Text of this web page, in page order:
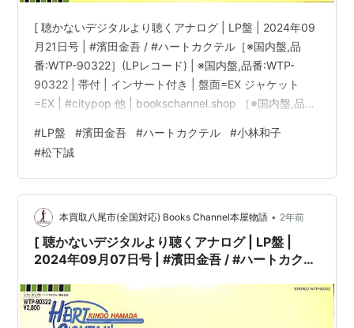
[ 聴かないデジタルより聴くアナログ | LP盤 | 2024年09
月21日号 | #濱田金吾 / #ハートカクテル［※国内盤,品
番:WTP-90322］(LPレコード) | ※国内盤,品番:WTP-
90322 | 帯付 | インサート付き | 盤面=EX ジャケット
=EX | #citypop 他 | bookschannel.shop ［※国内盤,品
傷み有]［盤面=EX］［ジャケット=EX]［※保護内袋を新
品交換して配送致します］※［店舗併売の為、時間差で売
切れの場合がございます。何卒ご了承の上ご注文をお願
い申し上げます］ […
#LP盤 #濱田金吾 #ハートカクテル #小林和子
#松下誠
本買取八尾市(全国対応) Books Channel本屋物語 • 2年前
[ 聴かないデジタルより聴くアナログ | LP盤 |
2024年09月07日号 | #濱田金吾 / #ハートカクテ
※国内盤,品番:WTP-90322 | 帯付 | インサート付
き | 盤面=EX ジャケット=EX | #citypop 他 |